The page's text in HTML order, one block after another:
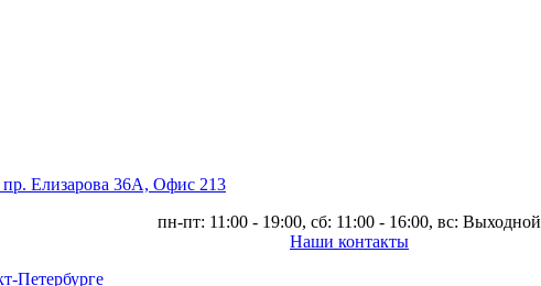
пр. Елизарова 36А, Офис 213
пн-пт: 11:00 - 19:00, сб: 11:00 - 16:00, вс: Выходной
Наши контакты